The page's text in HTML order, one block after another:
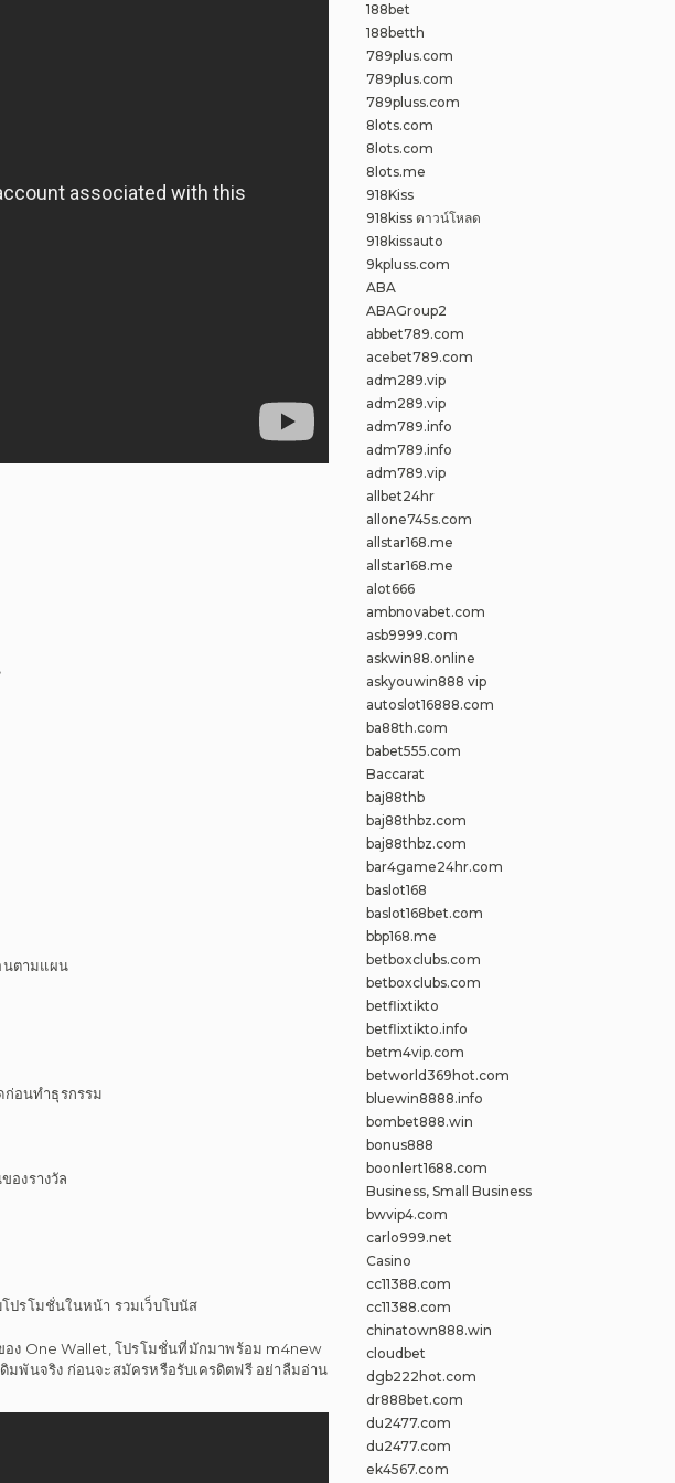
นตามแผน
อนทำธุรกรรม
องรางวัล
ปรโมชั่นในหน้า รวมเว็บโบนัส
ง One Wallet, โปรโมชั่นที่มักมาพร้อม m4new
ดิมพันจริง ก่อนจะสมัครหรือรับเครดิตฟรี อย่าลืมอ่าน
188bet
188betth
789plus.com
789plus.com
789pluss.com
8lots.com
8lots.com
8lots.me
918Kiss
918kiss ดาวน์โหลด
918kissauto
9kpluss.com
ABA
ABAGroup2
abbet789.com
acebet789.com
adm289.vip
adm289.vip
adm789.info
adm789.info
adm789.vip
allbet24hr
allone745s.com
allstar168.me
allstar168.me
alot666
ambnovabet.com
asb9999.com
askwin88.online
askyouwin888 vip
autoslot16888.com
ba88th.com
babet555.com
Baccarat
baj88thb
baj88thbz.com
baj88thbz.com
bar4game24hr.com
baslot168
baslot168bet.com
bbp168.me
betboxclubs.com
betboxclubs.com
betflixtikto
betflixtikto.info
betm4vip.com
betworld369hot.com
bluewin8888.info
bombet888.win
bonus888
boonlert1688.com
Business, Small Business
bwvip4.com
carlo999.net
Casino
cc11388.com
cc11388.com
chinatown888.win
cloudbet
dgb222hot.com
dr888bet.com
du2477.com
du2477.com
ek4567.com